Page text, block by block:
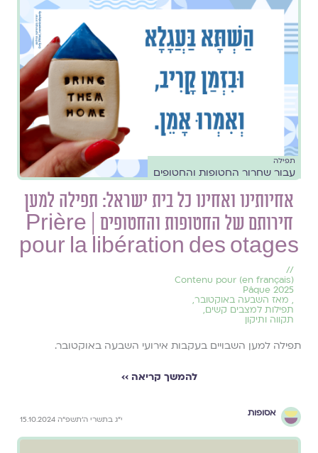
תפילה
עבור שחרור החטופות והחטופים
אחיותינו ואחינו כל בית ישראל: תפילה למען
חירותם של החטופות והחטופים | Prière
pour la libération des otages
//
(en français) Contenu pour
Pâque 2025
, מאז השבעה באוקטובר,
תפילות למצבים קשים,
תקווה ותיקון
תפילה למען השבויים בעקבות אירועי השבעה באוקטובר.
להמשך קריאה ››
אסופות
י״ג בתשרי ה׳תשפ״ה 15.10.2024